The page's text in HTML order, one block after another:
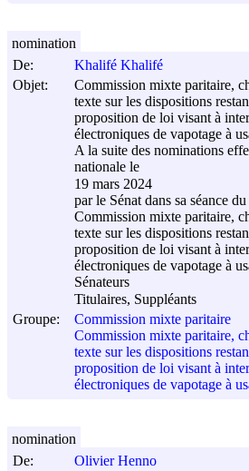
De:
Khalifé Khalifé
Objet:
Commission mixte paritaire,
texte sur les dispositions
proposition de loi visant à
électroniques de vapotage à
A la suite des nominations
nationale le
19 mars 2024
par le Sénat dans sa séance
Commission mixte paritaire,
texte sur les dispositions
proposition de loi visant à
électroniques de vapotage à
Sénateurs
Titulaires, Suppléants
Groupe:
Commission mixte paritaire
Commission mixte paritaire,
texte sur les dispositions
proposition de loi visant à
électroniques de vapotage à
nomination
De:
Olivier Henno
nomination